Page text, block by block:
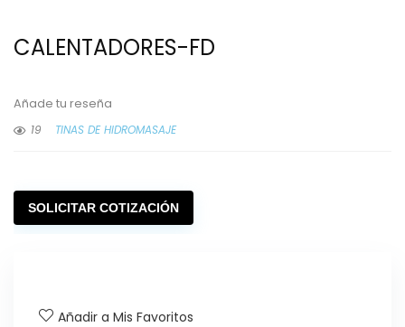
CALENTADORES-FD
Añade tu reseña
19
TINAS DE HIDROMASAJE
SOLICITAR COTIZACIÓN
Añadir a Mis Favoritos